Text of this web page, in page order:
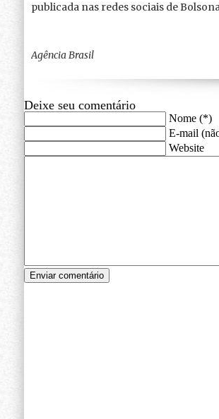
publicada nas redes sociais de
Agência Brasil
Deixe seu comentário
Nome (*)
E-mail
Website